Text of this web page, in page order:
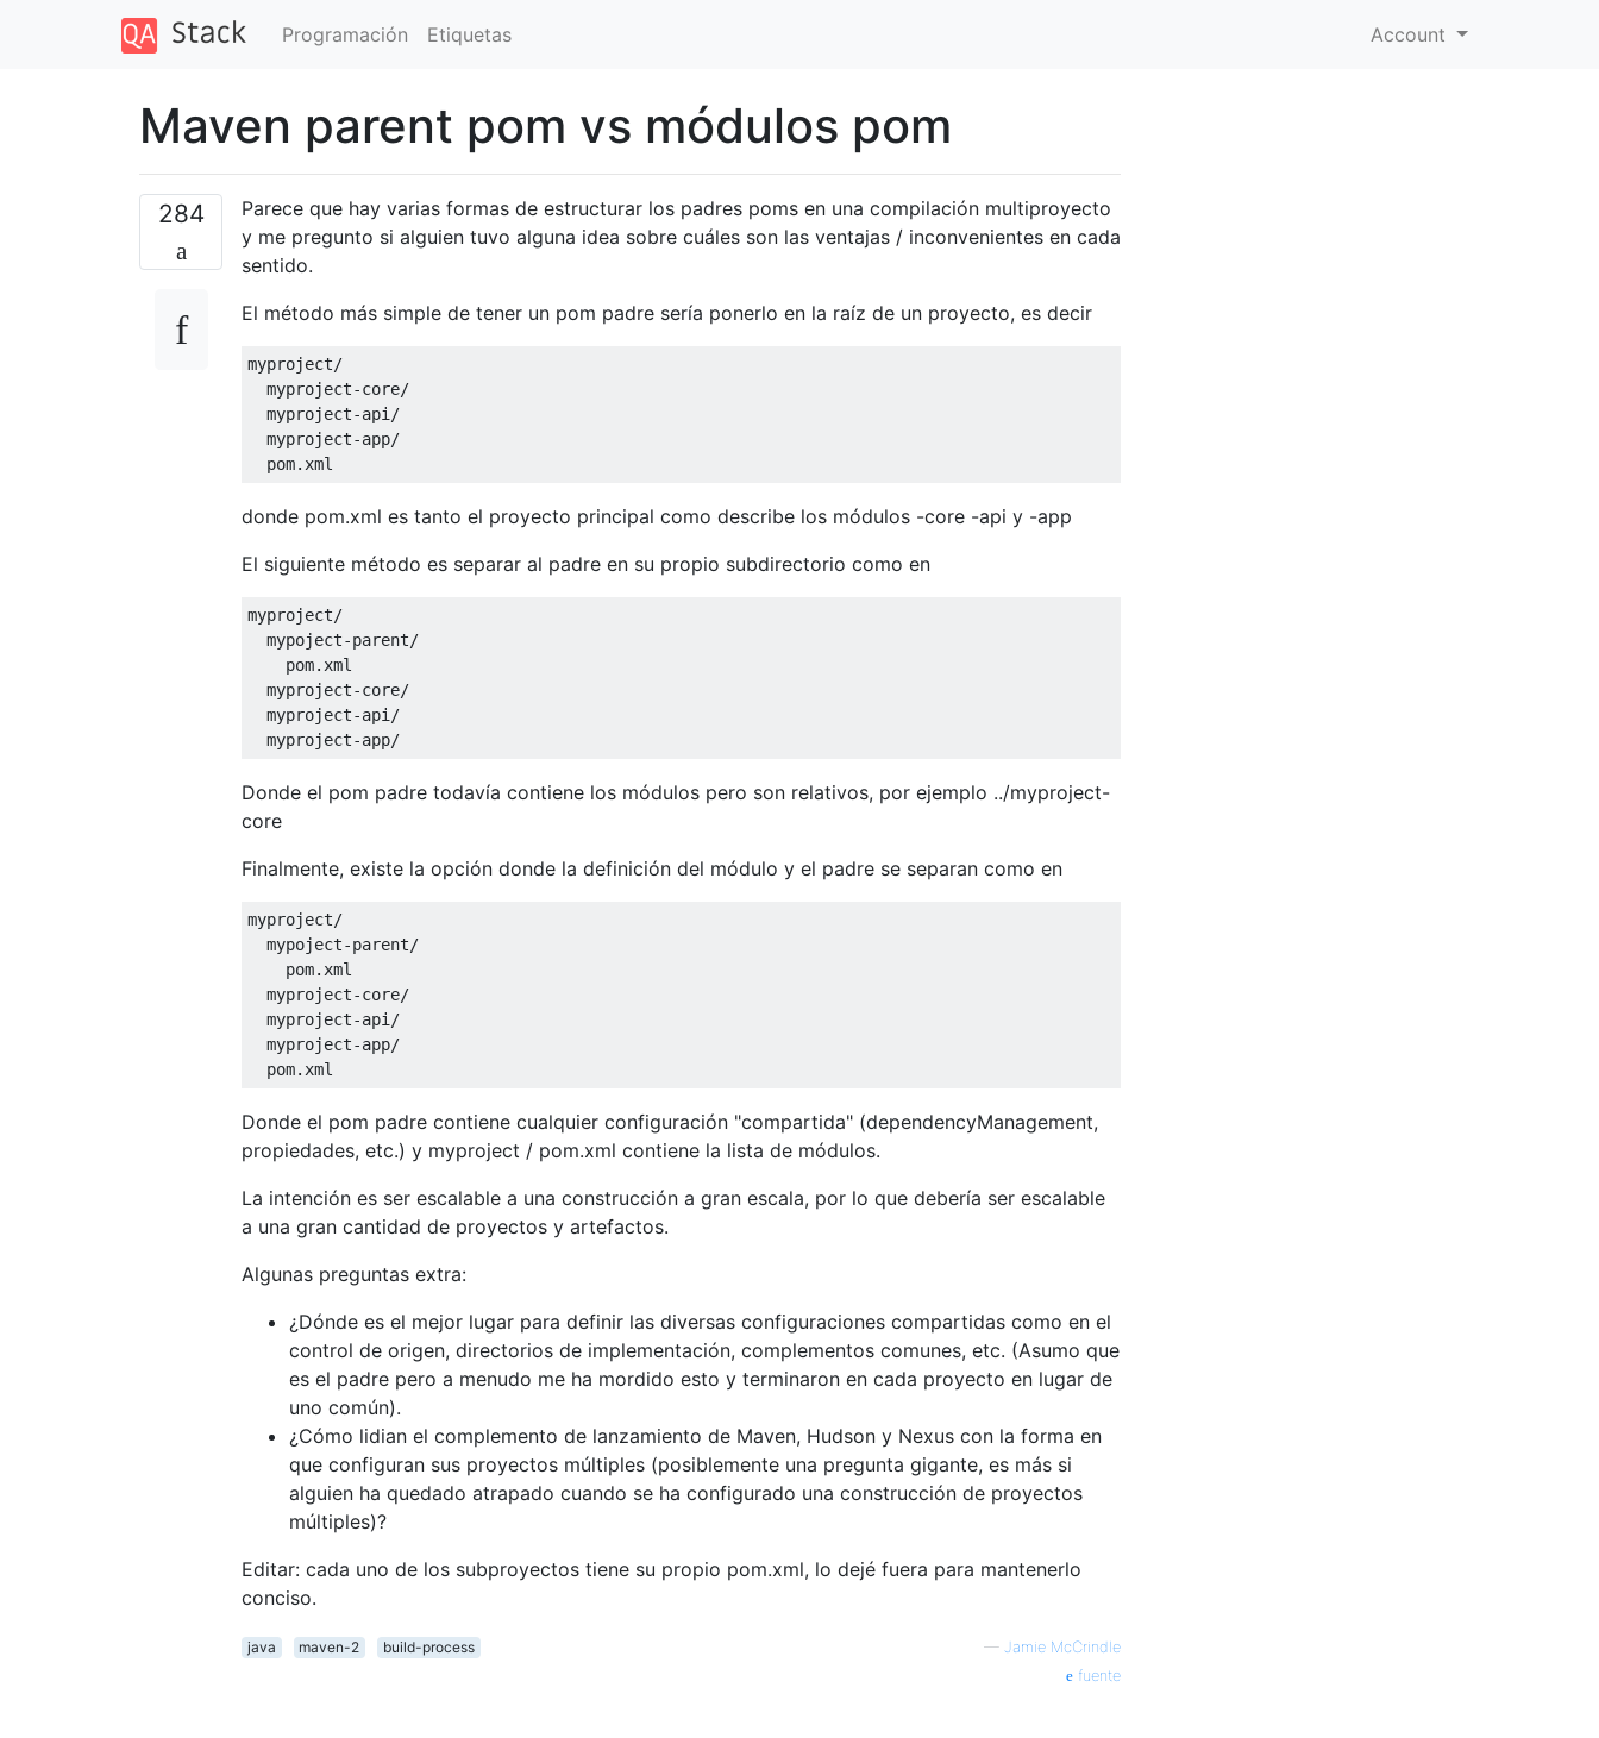
Programación Etiquetas Account
Maven parent pom vs módulos pom
284
Parece que hay varias formas de estructurar los padres poms en una compilación multiproyecto
y me pregunto si alguien tuvo alguna idea sobre cuáles son las ventajas / inconvenientes en cada
sentido.
El método más simple de tener un pom padre sería ponerlo en la raíz de un proyecto, es decir
myproject/
  myproject
-core/
  myproject
-api /
  myproject
-app/
  pom
. xml
donde pom.xml es tanto el proyecto principal como describe los módulos -core -api y -app
El siguiente método es separar al padre en su propio subdirectorio como en
myproject/
  mypoject
-parent/
    pom
. xml
  myproject
-core/
  myproject
-api /
  myproject
-app/
Donde el pom padre todavía contiene los módulos pero son relativos, por ejemplo ../myproject-
core
Finalmente, existe la opción donde la definición del módulo y el padre se separan como en
myproject/
  mypoject
-parent/
    pom
. xml
  myproject
-core/
  myproject
-api /
  myproject
-app/
  pom
. xml
Donde el pom padre contiene cualquier configuración "compartida" (dependencyManagement,
propiedades, etc.) y myproject / pom.xml contiene la lista de módulos.
La intención es ser escalable a una construcción a gran escala, por lo que debería ser escalable
a una gran cantidad de proyectos y artefactos.
Algunas preguntas extra:
¿Dónde es el mejor lugar para definir las diversas configuraciones compartidas como en el
control de origen, directorios de implementación, complementos comunes, etc. (Asumo que
es el padre pero a menudo me ha mordido esto y terminaron en cada proyecto en lugar de
uno común).
¿Cómo lidian el complemento de lanzamiento de Maven, Hudson y Nexus con la forma en
que configuran sus proyectos múltiples (posiblemente una pregunta gigante, es más si
alguien ha quedado atrapado cuando se ha configurado una construcción de proyectos
múltiples)?
Editar: cada uno de los subproyectos tiene su propio pom.xml, lo dejé fuera para mantenerlo
conciso.
java maven-2 build-process — Jamie McCrindle
fuente